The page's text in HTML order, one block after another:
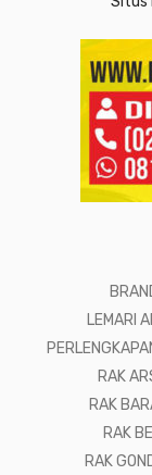
LEMARI
RAK
RAK
RAK
RAK